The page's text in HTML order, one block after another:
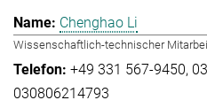
Chenghao Li
Wissenschaftlich-technischer
+49 331 567-9450
030806214793